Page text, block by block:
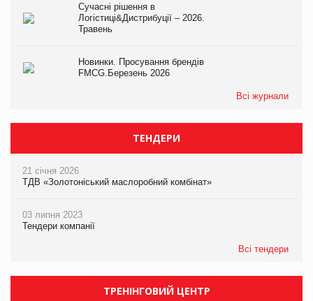
Сучасні рішення в
Логістиці&Дистрибуції – 2026.
Травень
Новинки. Просування брендів
FMCG.Березень 2026
Всі журнали
ТЕНДЕРИ
21 січня 2026
ТДВ «Золотоніський маслоробний комбінат»
03 липня 2023
Тендери компанії
Всі тендери
ТРЕНІНГОВИЙ ЦЕНТР